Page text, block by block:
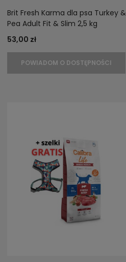
Brit Fresh Karma dla psa Turkey &
Pea Adult Fit & Slim 2,5 kg
53,00 zł
POWIADOM O DOSTĘPNOŚCI